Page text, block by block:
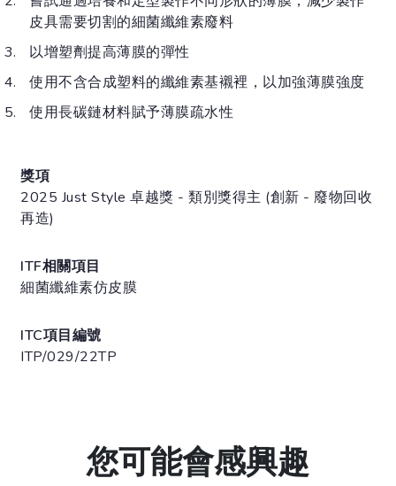
皮具需要切割的細菌纖維素廢料
以增塑劑提高薄膜的彈性
使用不含合成塑料的纖維素基襯裡，以加強薄膜強度
使用長碳鏈材料賦予薄膜疏水性
獎項
2025 Just Style 卓越獎 - 類別獎得主 (創新 - 廢物回收
再造)
ITF相關項目
細菌纖維素仿皮膜
ITC項目編號
ITP/029/22TP
您可能會感興趣